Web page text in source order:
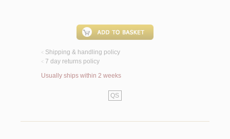
< Shipping & handling policy
< 7 day returns policy
Usually ships within 2 weeks
QS